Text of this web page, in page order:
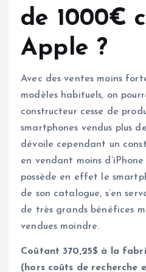
de 1000€
Apple ?
Avec des ventes moins
modèles habituels, on
constructeur cesse de
smartphones vendus plus
dévoile cependant un
en vendant moins
possède en effet le
de son catalogue, s’en
de très grands bénéfices
vendues moindre.
Coûtant 370,25$ à la
(hors coûts de recherche